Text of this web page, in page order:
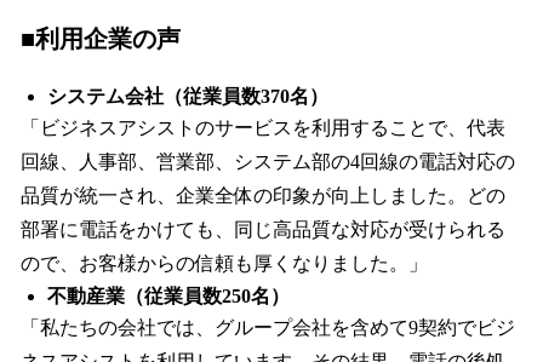
■利用企業の声
システム会社（従業員数370名）
「ビジネスアシストのサービスを利用することで、代表
回線、人事部、営業部、システム部の4回線の電話対応の
品質が統一され、企業全体の印象が向上しました。どの
部署に電話をかけても、同じ高品質な対応が受けられる
ので、お客様からの信頼も厚くなりました。」
不動産業（従業員数250名）
「私たちの会社では、グループ会社を含めて9契約でビジ